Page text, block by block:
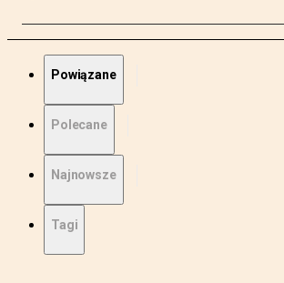
Powiązane
Polecane
Najnowsze
Tagi